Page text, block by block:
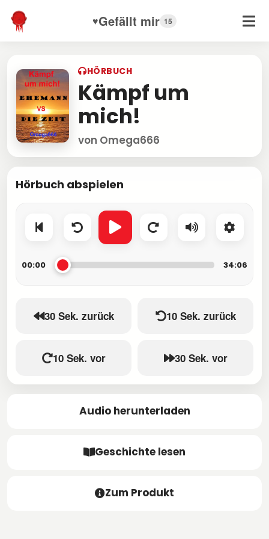
♥Gefällt mir 15
HÖRBUCH
Kämpf um
mich!
von Omega666
Hörbuch abspielen
00:00 34:06
30 Sek. zurück 10 Sek. zurück
10 Sek. vor 30 Sek. vor
Audio herunterladen
Geschichte lesen
Zum Produkt